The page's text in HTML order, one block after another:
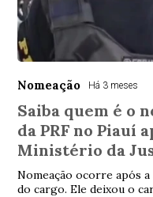
Nomeação Há 3 meses
Saiba quem é o
da PRF no Piauí
Ministério da
Nomeação ocorre após
do cargo. Ele deixou o